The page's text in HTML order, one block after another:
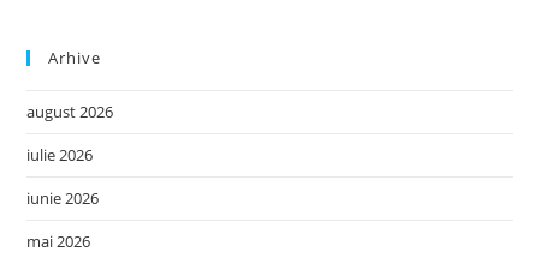
Arhive
august 2026
iulie 2026
iunie 2026
mai 2026